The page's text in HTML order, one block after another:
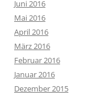
Juni 2016
Mai 2016
April 2016
März 2016
Februar 2016
Januar 2016
Dezember 2015